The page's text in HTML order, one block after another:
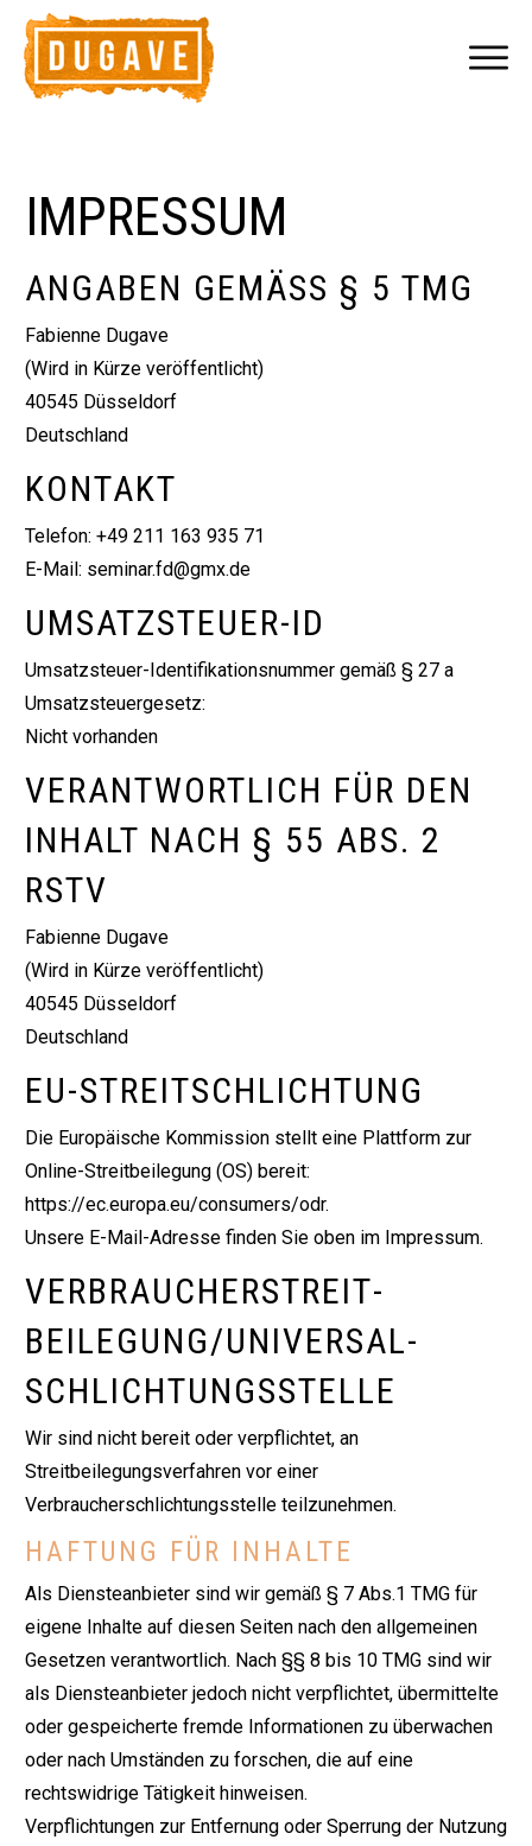
IMPRESSUM
ANGABEN GEMÄSS § 5 TMG
Fabienne Dugave
(Wird in Kürze veröffentlicht)
40545 Düsseldorf
Deutschland
KONTAKT
Telefon: +49 211 163 935 71
E-Mail: seminar.fd@gmx.de
UMSATZSTEUER-ID
Umsatzsteuer-Identifikationsnummer gemäß § 27 a
Umsatzsteuergesetz:
Nicht vorhanden
VERANTWORTLICH FÜR DEN
INHALT NACH § 55 ABS. 2
RSTV
Fabienne Dugave
(Wird in Kürze veröffentlicht)
40545 Düsseldorf
Deutschland
EU-STREITSCHLICHTUNG
Die Europäische Kommission stellt eine Plattform zur
Online-Streitbeilegung (OS) bereit:
https://ec.europa.eu/consumers/odr.
Unsere E-Mail-Adresse finden Sie oben im Impressum.
VERBRAUCHER­STREIT­
BEILEGUNG/UNIVERSAL­
SCHLICHTUNGS­STELLE
Wir sind nicht bereit oder verpflichtet, an
Streitbeilegungsverfahren vor einer
Verbraucherschlichtungsstelle teilzunehmen.
HAFTUNG FÜR INHALTE
Als Diensteanbieter sind wir gemäß § 7 Abs.1 TMG für
eigene Inhalte auf diesen Seiten nach den allgemeinen
Gesetzen verantwortlich. Nach §§ 8 bis 10 TMG sind wir
als Diensteanbieter jedoch nicht verpflichtet, übermittelte
oder gespeicherte fremde Informationen zu überwachen
oder nach Umständen zu forschen, die auf eine
rechtswidrige Tätigkeit hinweisen.
Verpflichtungen zur Entfernung oder Sperrung der Nutzung